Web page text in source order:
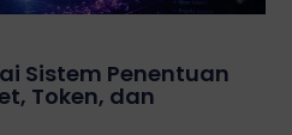
Sistem Penentuan
Token, dan